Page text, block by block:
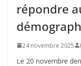
répondre
24 novembre 2025
Le 20 novembre